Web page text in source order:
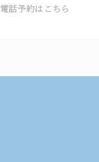
電話予約はこちら